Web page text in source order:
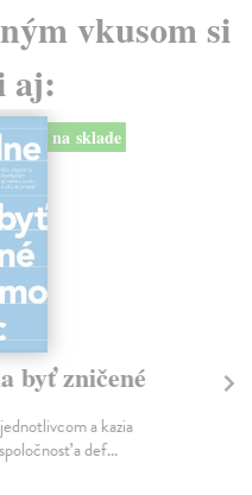
vkusom si
aj:
na sklade
byť zničené
a kazia
a def...